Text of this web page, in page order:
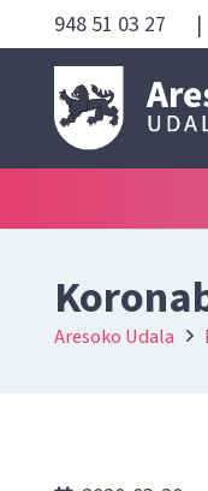
948 51 03 27 |
Aresoko Udala